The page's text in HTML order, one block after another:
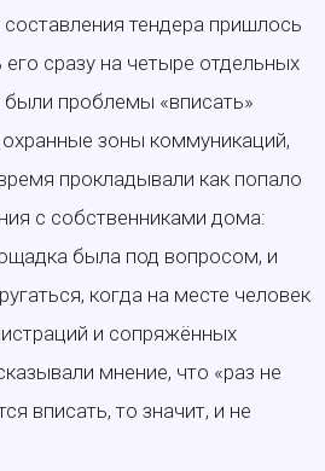
составления тендера пришлось
его сразу на четыре отдельных
были проблемы «вписать»
зоны коммуникаций,
прокладывали как попало
с собственниками дома:
была под вопросом, и
когда на месте человек
и сопряжённых
мнение, что «раз не
вписать, то значит, и не